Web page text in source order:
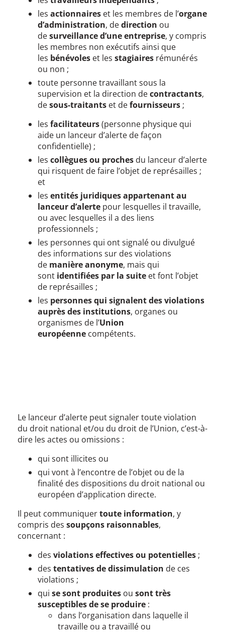
les actionnaires et les membres de l’organe
d’administration, dedirection ou
desurveillance d’une entreprise, y compris
les membres non exécutifs ainsi que
les bénévoles et les stagiaires rémunérés
ou non ;
toute personne travaillant sous la
supervision et la direction decontractants,
desous-traitants et defournisseurs ;
les facilitateurs(personne physique qui
aide un lanceur d’alerte de façon
confidentielle) ;
les collègues ou proches du lanceur d’alerte
qui risquent de faire l’objet de représailles ;
et
les entités juridiques appartenant au
lanceur d’alerte pour lesquelles il travaille,
ou avec lesquelles il a des liens
professionnels ;
les personnes qui ont signalé ou divulgué
des informations sur des violations
de manière anonyme, mais qui
sont identifiées par la suite et font l’objet
de représailles ;
les personnes qui signalent des violations
auprès des institutions, organes ou
organismes de l’Union
européenne compétents.
Le lanceur d’alerte peut signaler toute violation
du droit national et/ou du droit de l’Union, c’est-à-
dire les actes ou omissions :
qui sont illicites ou
qui vont à l’encontre de l’objet ou de la
finalité des dispositions du droit national ou
européen d’application directe.
Il peut communiquertoute information, y
compris des soupçons raisonnables,
concernant :
des violations effectives ou potentielles ;
des tentatives de dissimulation de ces
violations ;
qui se sont produites ou sont très
susceptibles de se produire :
dans l’organisation dans laquelle il
travaille ou a travaillé ou